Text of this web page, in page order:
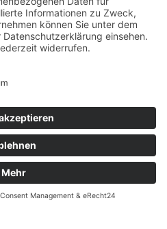
und Versand
bei Reparatur
bei Dienstleistungen
Geschäftsbedingungen zum